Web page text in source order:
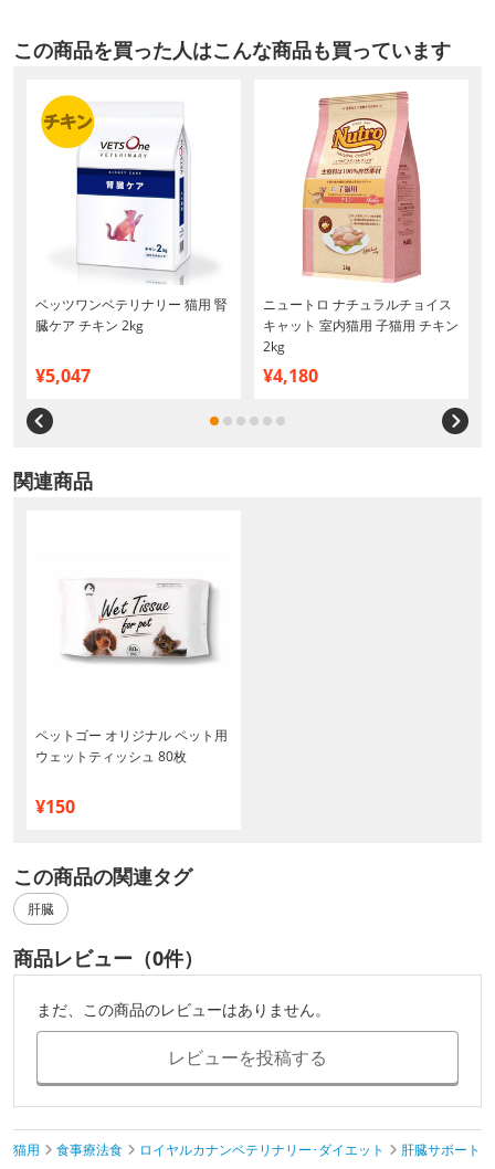
この商品を買った人はこんな商品も買っています
ベッツワンベテリナリー 猫用 腎
臓ケア チキン 2kg
¥5,047
ニュートロ ナチュラルチョイス
キャット 室内猫用 子猫用 チキン
2kg
¥4,180
関連商品
ペットゴー オリジナル ペット用
ウェットティッシュ 80枚
¥150
この商品の関連タグ
肝臓
商品レビュー（0件）
まだ、この商品のレビューはありません。
レビューを投稿する
猫用 食事療法食 ロイヤルカナンベテリナリー･ダイエット
肝臓サポート